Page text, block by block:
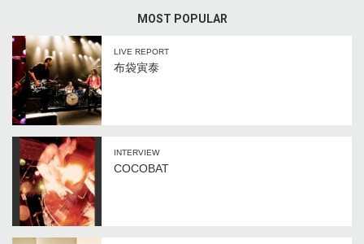
MOST POPULAR
LIVE REPORT
布袋寅泰
INTERVIEW
COCOBAT